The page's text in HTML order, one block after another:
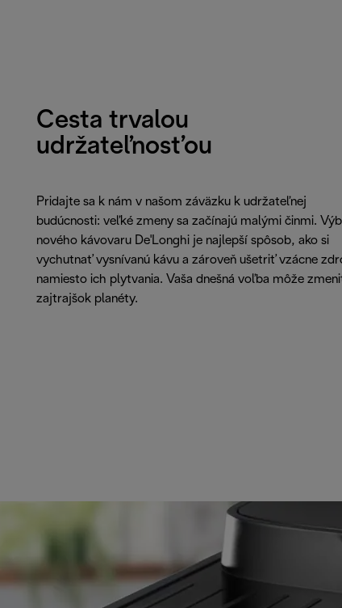
Cesta trvalou
udržateľnosťou
Pridajte sa k nám v našom záväzku k udržateľnej
budúcnosti: veľké zmeny sa začínajú malými činmi.
nového kávovaru De'Longhi je najlepší spôsob, ako si
vychutnať vysnívanú kávu a zároveň ušetriť vzácne
namiesto ich plytvania. Vaša dnešná voľba môže
zajtrajšok planéty.